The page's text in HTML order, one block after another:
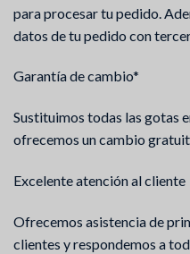
para procesar tu pedido.
datos de tu pedido con
Garantía de cambio*
Sustituimos todas las gotas
ofrecemos un cambio
Excelente atención al cliente
Ofrecemos asistencia de
clientes y respondemos a